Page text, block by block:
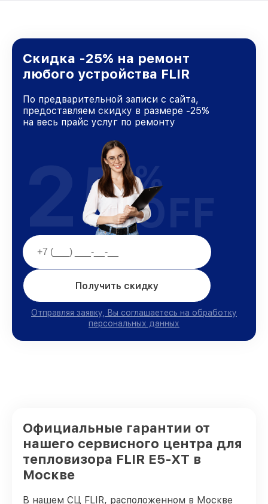
Скидка -25% на ремонт
любого устройства FLIR
По предварительной записи с сайта,
предоставляем скидку в размере -25%
на весь прайс услуг по ремонту
Получить скидку
Отправляя заявку, Вы соглашаетесь на обработку
персональных данных
25%
OFF
Официальные гарантии от
нашего сервисного центра для
тепловизора FLIR E5-XT в
Москве
В нашем СЦ FLIR, расположенном в Москве